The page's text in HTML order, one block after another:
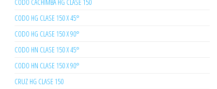
CODO HG CLASE 150 X 45°
CODO HG CLASE 150 X 90°
CODO HN CLASE 150 X 45°
CODO HN CLASE 150 X 90°
CRUZ HG CLASE 150